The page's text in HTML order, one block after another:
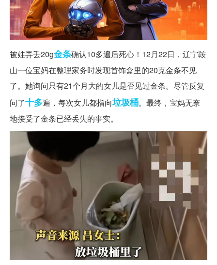
被娃弄丢20g金条确认10多遍后死心！12月22日，辽宁鞍
山一位宝妈在整理家务时发现首饰盒里的20克金条不见
了。她询问只有21个月大的女儿是否见过金条。尽管反复
问了十多遍，每次女儿都指向垃圾桶。最终，宝妈无奈
地接受了金条已经丢失的事实。